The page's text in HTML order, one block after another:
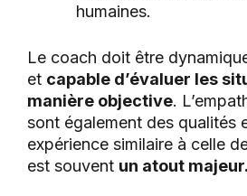
humaines.
Le coach doit être
et capable d’évaluer les
manière objective.
sont également des qualités
expérience similaire à celle
est souvent un atout majeur.